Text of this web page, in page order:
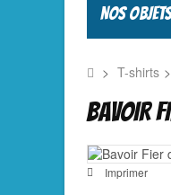
NOS
> T-shirts >
BAVOIR
Imprimer